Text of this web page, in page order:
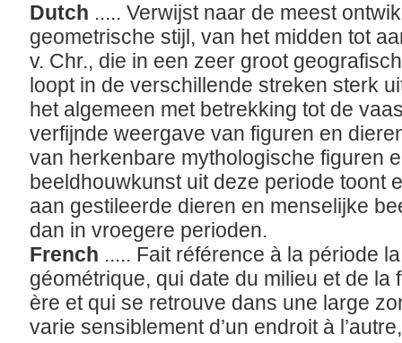
Dutch ..... Verwijst naar de meest
geometrische stijl, van het midden tot
v. Chr., die in een zeer groot
loopt in de verschillende streken sterk
het algemeen met betrekking tot de
verfijnde weergave van figuren en
van herkenbare mythologische figuren
beeldhouwkunst uit deze periode toont
aan gestileerde dieren en menselijke
dan in vroegere perioden.
French ..... Fait référence à la période
géométrique, qui date du milieu et de la
ère et qui se retrouve dans une large
varie sensiblement d’un endroit à